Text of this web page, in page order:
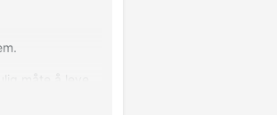
måte å leve